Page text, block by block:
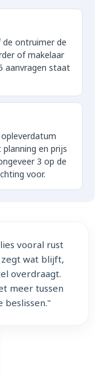
ontruimer de
of makelaar
aanvragen staat
en prijs
3 op de
voor.
vooral rust
wat blijft,
overdraagt.
meer tussen
beslissen."